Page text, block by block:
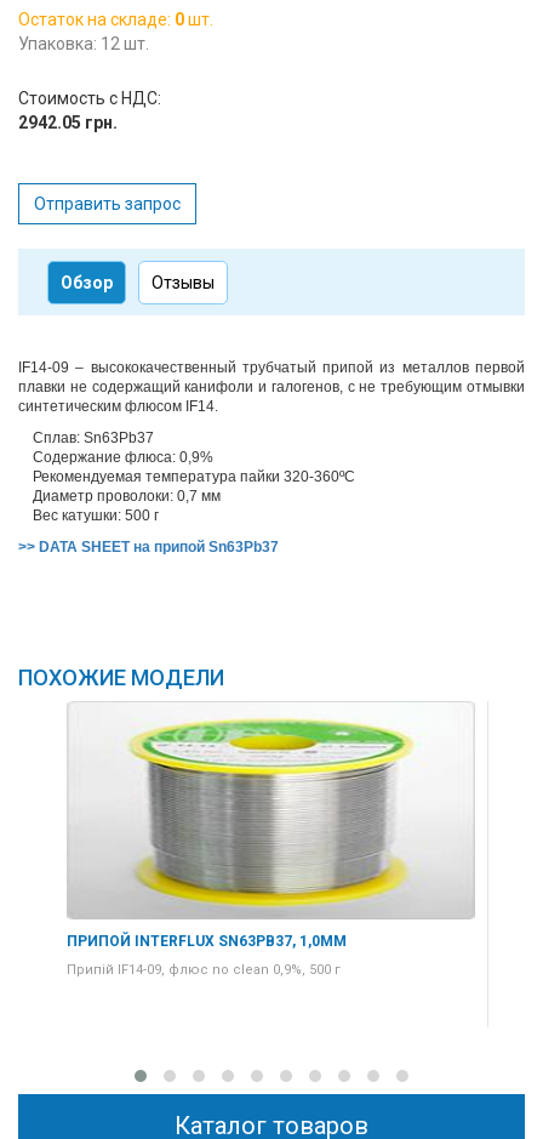
поддержка
Остаток на складе: 0шт.
Упаковка: 12 шт.
Стоимость с НДС:
2942.05 грн.
Отправить запрос
Обзор Отзывы
IF14-09 – высококачественный трубчатый припой из металлов первой
плавки не содержащий канифоли и галогенов, с не требующим отмывки
синтетическим флюсом IF14.
Сплав: Sn63Pb37
Содержание флюса: 0,9%
Рекомендуемая температура пайки 320-360ºС
Диаметр проволоки: 0,7 мм
Вес катушки: 500 г
>> DATA SHEET на припой Sn63Pb37
ПОХОЖИЕ МОДЕЛИ
ПРИПОЙ INTERFLUX SN63PB37, 1,0ММ
Припій IF14-09, флюс no clean 0,9%, 500 г
Каталог товаров